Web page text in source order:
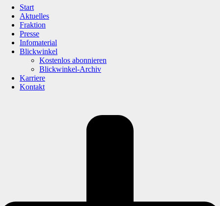
Start
Aktuelles
Fraktion
Presse
Infomaterial
Blickwinkel
Kostenlos abonnieren
Blickwinkel-Archiv
Karriere
Kontakt